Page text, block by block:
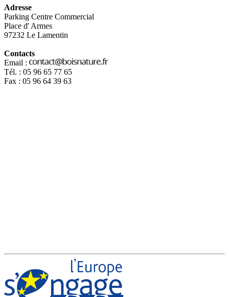
Adresse
Parking Centre Commercial
Place d' Armes
97232 Le Lamentin
Contacts
Email :
Tél. : 05 96 65 77 65
Fax : 05 96 64 39 63